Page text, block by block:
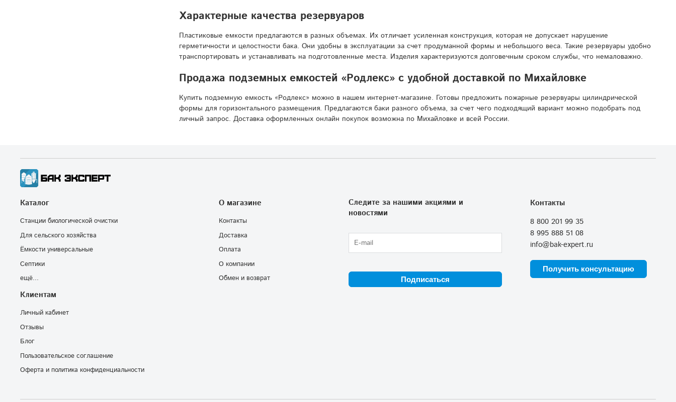
Характерные качества резервуаров
Пластиковые емкости предлагаются в разных объемах. Их отличает усиленная конструкция, которая не допускает нарушение
герметичности и целостности бака. Они удобны в эксплуатации за счет продуманной формы и небольшого веса. Такие резервуары удобно
транспортировать и устанавливать на подготовленные места. Изделия характеризуются долговечным сроком службы, что немаловажно.
Продажа подземных емкостей «Родлекс» с удобной доставкой по Михайловке
Купить подземную емкость «Родлекс» можно в нашем интернет-магазине. Готовы предложить пожарные резервуары цилиндрической
формы для горизонтального размещения. Предлагаются баки разного объема, за счет чего подходящий вариант можно подобрать под
личный запрос. Доставка оформленных онлайн покупок возможна по Михайловке и всей России.
Каталог
Станции биологической очистки
Для сельского хозяйства
Ёмкости универсальные
Септики
ещё...
О магазине
Контакты
Доставка
Оплата
О компании
Обмен и возврат
Клиентам
Личный кабинет
Отзывы
Блог
Пользовательское соглашение
Оферта и политика конфиденциальности
Контакты
8 800 201 99 35
8 995 888 51 08
info@bak-expert.ru
Получить консультацию
Следите за нашими акциями и
новостями
Подписаться